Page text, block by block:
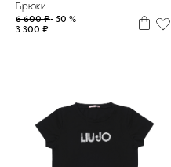
Брюки
6 600 ₽- 50 %
3 300 ₽